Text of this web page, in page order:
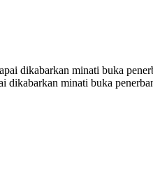
dikabarkan minati buka